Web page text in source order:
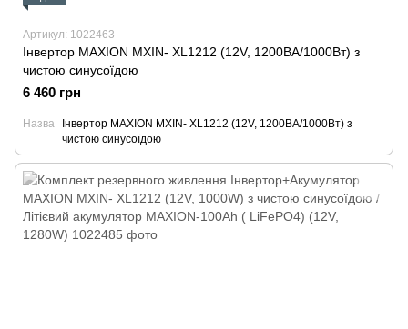
Артикул: 1022463
Інвертор MAXION MXIN- XL1212 (12V, 1200BA/1000Bт) з
чистою синусоїдою
6 460 грн
Назва
Інвертор MAXION MXIN- XL1212 (12V, 1200BA/1000Bт) з
чистою синусоїдою